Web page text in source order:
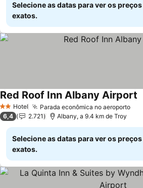
Selecione as datas para ver os preços
exatos.
2 Estrelas
Hotel Parada econômica no aeroporto
Red Roof Inn Albany Airport
6,4 2.721 Albany, a 9.4 km de Troy
Selecione as datas para ver os preços
exatos.